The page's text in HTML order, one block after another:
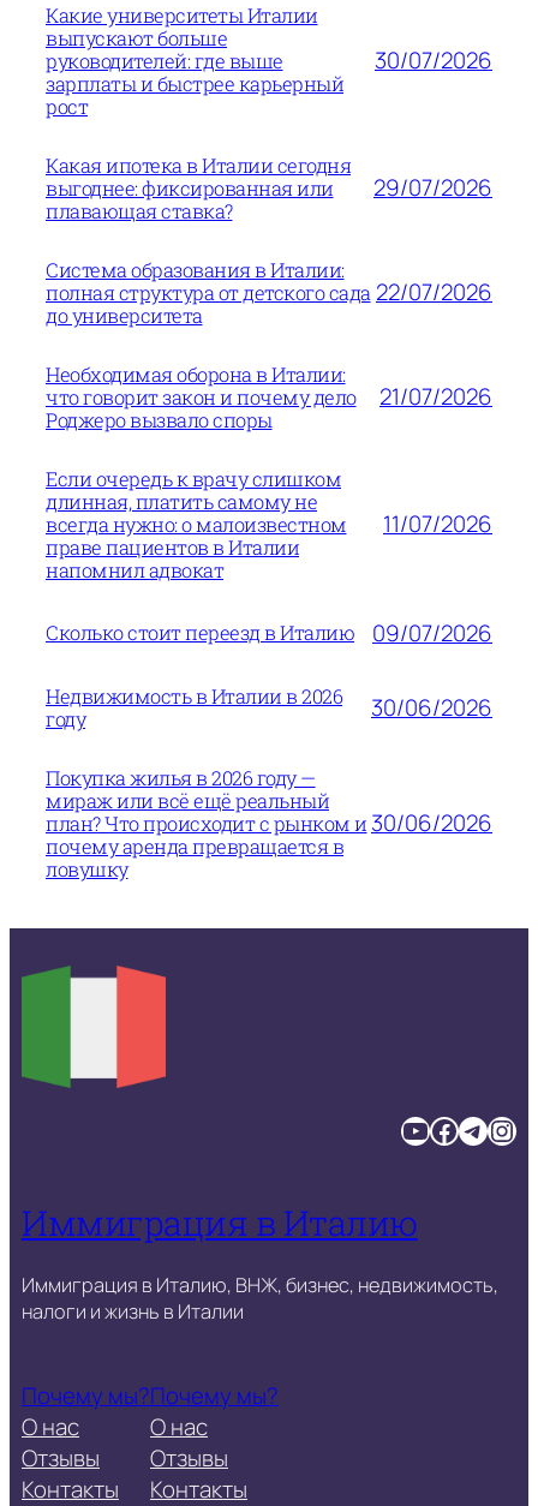
Какие университеты Италии
выпускают больше
руководителей: где выше
зарплаты и быстрее карьерный
рост
30/07/2026
Какая ипотека в Италии сегодня
выгоднее: фиксированная или
плавающая ставка?
29/07/2026
Система образования в Италии:
полная структура от детского сада
до университета
22/07/2026
Необходимая оборона в Италии:
что говорит закон и почему дело
Роджеро вызвало споры
21/07/2026
Если очередь к врачу слишком
длинная, платить самому не
всегда нужно: о малоизвестном
праве пациентов в Италии
напомнил адвокат
11/07/2026
Сколько стоит переезд в Италию 09/07/2026
Недвижимость в Италии в 2026
году
30/06/2026
Покупка жилья в 2026 году —
мираж или всё ещё реальный
план? Что происходит с рынком и
почему аренда превращается в
ловушку
30/06/2026
YouTube Facebook TelegramInstagram
Иммиграция в Италию
Иммиграция в Италию, ВНЖ, бизнес, недвижимость,
налоги и жизнь в Италии
Почему мы?
О нас
Отзывы
Контакты
Почему мы?
О нас
Отзывы
Контакты